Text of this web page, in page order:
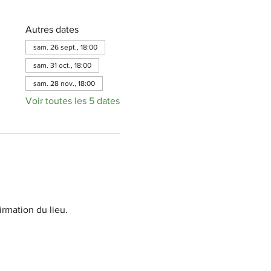
Autres dates
sam. 26 sept., 18:00
sam. 31 oct., 18:00
sam. 28 nov., 18:00
Voir toutes les 5 dates
du lieu.